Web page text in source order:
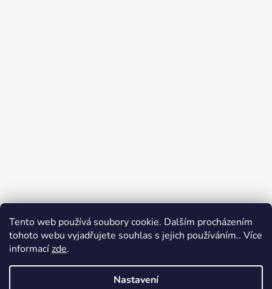
Tento web používá soubory cookie. Dalším procházením
tohoto webu vyjadřujete souhlas s jejich používáním.. Více
informacízde.
Nastavení
Jak nakupovat
Obchodní podmínky
Podpoř nás na YouTube